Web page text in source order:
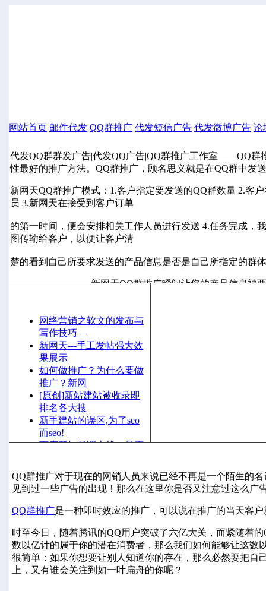
网站首页 邮件代发 QQ群推广 代发短信广告 代发微博广告 论
代发QQ群群发广告|代发QQ广告|QQ群推广工作室
代发QQ群群发广告|代发QQ广告|QQ群推广工作室——QQ群
性最好的推广方法。QQ群推广，顾名思义就是在QQ群中发
新网天QQ群推广模式：1.客户指定要发送的QQ群数量 2.客
员 3.新网天在接受到客户订单
的第一时间，便会安排相关工作人员进行发送 4.任务完成，
图传输给客户，以便让客户清
楚的看到自己所要求发送的产品信息是否是自己所指定的群
新网天QQ群推广瞬间让您的产品信息被
网络营销之软文的发布与
写作技巧—
新网天---手工发帖强大效
果展示
如何做推广？为什么要做
推广？新网
[原创]新站建站被收录即
排名各大搜
新手建站的误区,为了seo
而seo!
百度新知低调上线，是否
客户做论坛发帖推广最怕
的事情是什
QQ群推广对于现在的网销人员来说已经不再是一个陌生的
见到过一些广告的出现！那么在这里你是否又注意过这么广
QQ群推广是一种即时效应的推广，可以说在推广的当天客
时至今日，随着腾讯的QQ用户突破了六亿大关，而紧随着
数以亿计的属于你的潜在消费者，那么我们如何能够让这
很简单：如果你想要让别人知道你的存在，那么必然要把
上，又有谁会关注到如一叶扁舟的你呢？